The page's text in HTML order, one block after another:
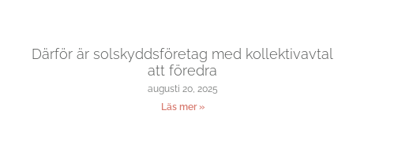
Därför är solskyddsföretag med kollektivavtal
att föredra
augusti 20, 2025
Läs mer »